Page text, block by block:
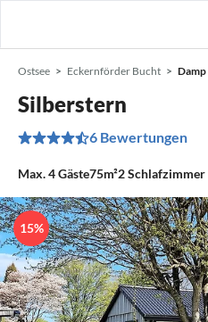
Ostsee Eckernförder Bucht Damp
Silberstern
6 Bewertungen
Max.4Gäste75m²2Schlafzimmer
15%